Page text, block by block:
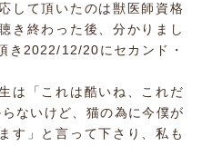
して頂いたのは獣医師資格
き終わった後、分かりまし
き2022/12/20にセカンド・
は「これは酷いね、これだ
ないけど、猫の為に今僕が
す」と言って下さり、私も